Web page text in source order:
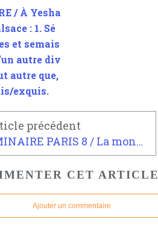
/ À Yesha
: 1. Sé
et semais
autre div
autre que,
exquis.
SEMINAIRE PARIS 8 / La monnaie vivante
CET ARTICLE
Ajouter un commentaire